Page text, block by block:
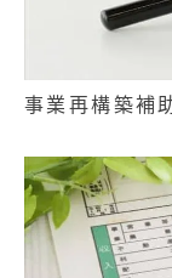
事業再構築補